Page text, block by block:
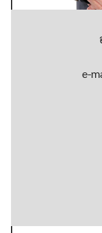
e-